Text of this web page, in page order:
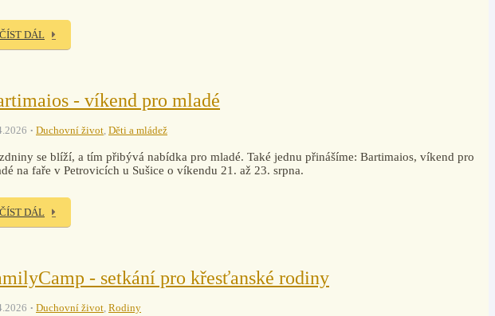
ČÍST DÁL
- víkend pro mladé
Duchovní život, Děti a mládež
se blíží, a tím přibývá nabídka pro mladé. Také jednu přinášíme: Bartimaios, víkend pro
na faře v Petrovicích u Sušice o víkendu 21. až 23. srpna.
ČÍST DÁL
- setkání pro křesťanské rodiny
Duchovní život, Rodiny